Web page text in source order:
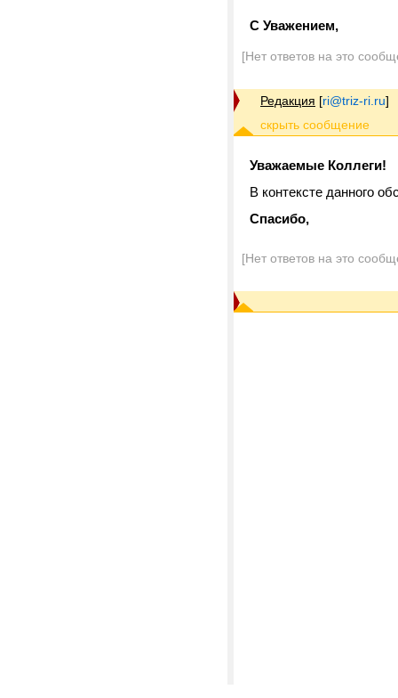
С Уважением,
[Нет ответов на это
Редакция [ri@triz-ri.ru]
Уважаемые Коллеги!
В контексте данного
Спасибо,
[Нет ответов на это